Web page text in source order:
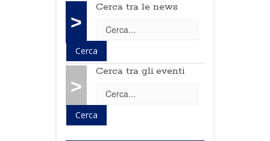
>
Cerca tra le news
>
Cerca tra gli eventi